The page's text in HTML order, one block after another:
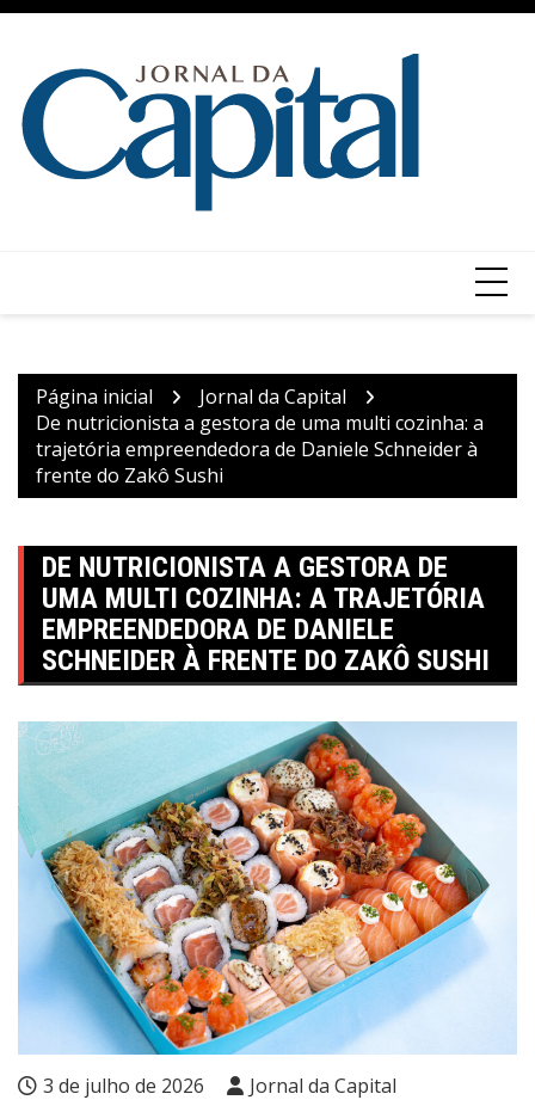
Ir
conteúdo
Página inicial
Jornal da Capital
De nutricionista a gestora de uma multi cozinha: a
trajetória empreendedora de Daniele Schneider à
frente do Zakô Sushi
DE NUTRICIONISTA A GESTORA DE
UMA MULTI COZINHA: A TRAJETÓRIA
EMPREENDEDORA DE DANIELE
SCHNEIDER À FRENTE DO ZAKÔ SUSHI
3 de julho de 2026
Jornal da Capital